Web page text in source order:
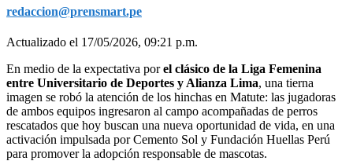
redaccion@prensmart.pe
Actualizado el 17/05/2026, 09:21 p.m.
En medio de la expectativa porel clásico de la Liga Femenina
entre Universitario de Deportes y Alianza Lima, una tierna
imagen se robó la atención de los hinchas en Matute: las jugadoras
de ambos equipos ingresaron al campo acompañadas de perros
rescatados que hoy buscan una nueva oportunidad de vida, en una
activación impulsada por Cemento Sol y Fundación Huellas Perú
para promover la adopción responsable de mascotas.